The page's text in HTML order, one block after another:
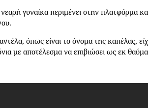
γυναίκα περιμένει στην πλατφόρμα
όπως είναι το όνομα της καπέλας,
με αποτέλεσμα να επιβιώσει ως εκ